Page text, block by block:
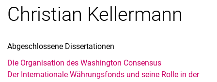
Christian Kellermann
Abgeschlossene Dissertationen
Die Organisation des Washington Consensus
Der Internationale Währungsfonds und seine Rolle in der